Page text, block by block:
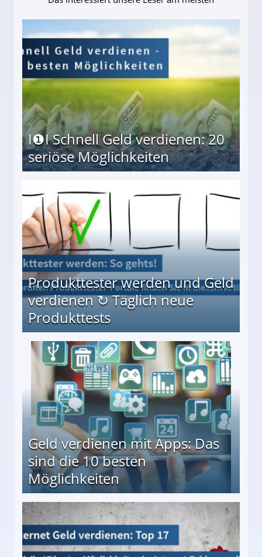
I❶I Schnell Geld verdienen: 20
seriöse Möglichkeiten
Produkttester werden und Geld
verdienen ↻ Täglich neue
Produkttests
↻ Täglich neue Produkttests
Geld verdienen mit Apps: Das
sind die 10 besten
Möglichkeiten
besten Möglichkeiten